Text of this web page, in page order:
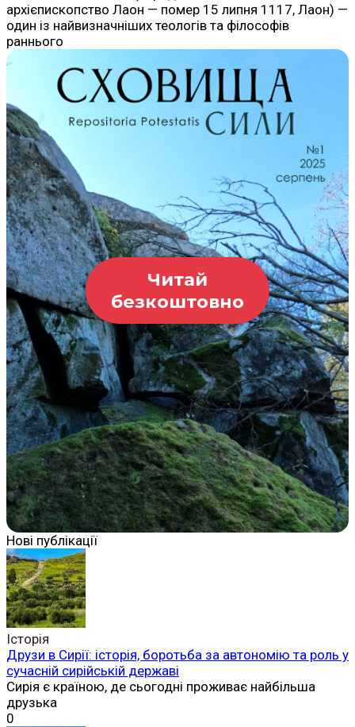
архієпископство Лаон — помер 15 липня 1117, Лаон) —
один із найвизначніших теологів та філософів
раннього
Читай
безкоштовно
Нові публікації
Історія
Друзи в Сирії: історія, боротьба за автономію та роль у
сучасній сирійській державі
Сирія є країною, де сьогодні проживає найбільша
друзька
0